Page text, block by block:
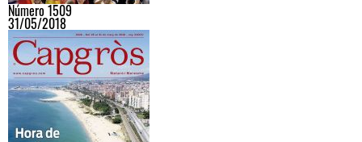
Número 1509
31/05/2018